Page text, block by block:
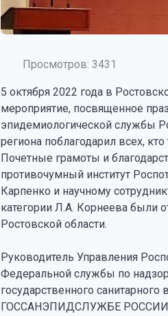
Просмотров: 3431
5 октября 2022 года в
мероприятие, посвященное
эпидемиологической службы
региона поблагодарил всех,
Почетные грамоты и
противочумный институт
Карпенко и научному
категории Л.А. Корнеева были
Ростовской области.
Руководитель Управления
Федеральной службы по
государственного
ГОССАНЭПИДСЛУЖБЕ РОССИИ»